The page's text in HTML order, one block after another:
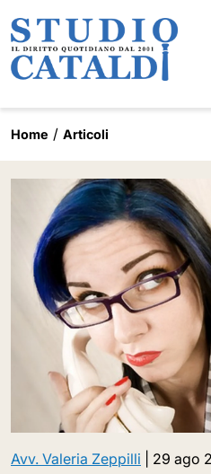
Home Articoli
Avv. Valeria Zeppilli 29 ago